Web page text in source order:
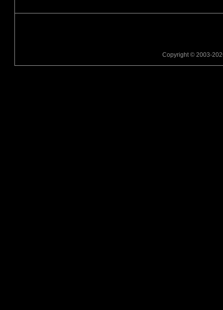
Copyright © 2003-